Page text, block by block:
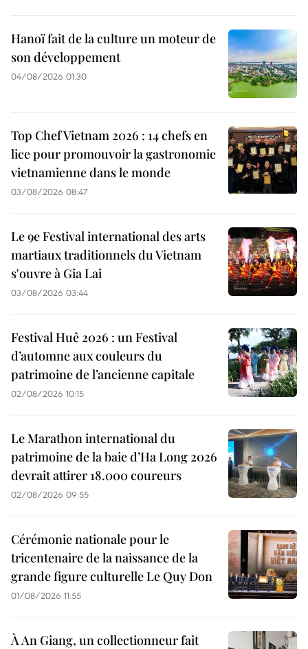
Hanoï fait de la culture un moteur de
son développement
04/08/2026 01:30
Top Chef Vietnam 2026 : 14 chefs en
lice pour promouvoir la gastronomie
vietnamienne dans le monde
03/08/2026 08:47
Le 9e Festival international des arts
martiaux traditionnels du Vietnam
s'ouvre à Gia Lai
03/08/2026 03:44
Festival Huê 2026 : un Festival
d’automne aux couleurs du
patrimoine de l’ancienne capitale
02/08/2026 10:15
Le Marathon international du
patrimoine de la baie d’Ha Long 2026
devrait attirer 18.000 coureurs
02/08/2026 09:55
Cérémonie nationale pour le
tricentenaire de la naissance de la
grande figure culturelle Le Quy Don
01/08/2026 11:55
À An Giang, un collectionneur fait